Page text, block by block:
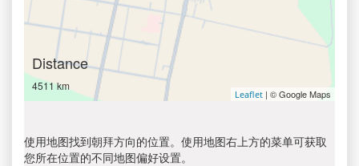
Distance
4511 km
Leaflet | © Google Maps
使用地图找到朝拜方向的位置。使用地图右上方的菜单可获取
您所在位置的不同地图偏好设置。